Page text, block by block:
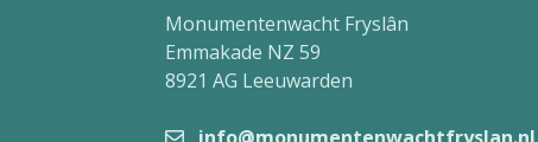
Monumentenwacht Fryslân
Emmakade NZ 59
8921 AG Leeuwarden
TIP voor ons!
Aanmelden nieuwsbrief